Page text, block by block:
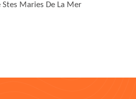
Maries De La Mer